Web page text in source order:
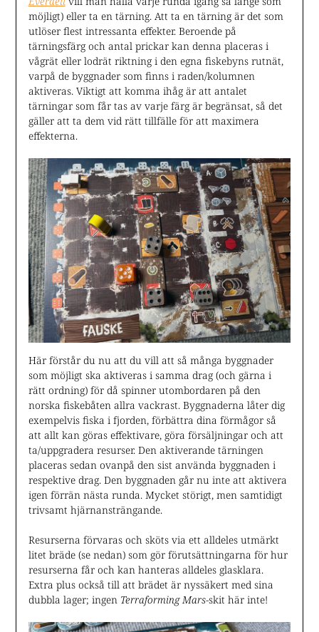
möjligt) eller ta en tärning. Att ta en tärning är det som
utlöser flest intressanta effekter. Beroende på
tärningsfärg och antal prickar kan denna placeras i
vågrät eller lodrät riktning i den egna fiskebyns rutnät,
varpå de byggnader som finns i raden/kolumnen
aktiveras. Viktigt att komma ihåg är att antalet
tärningar som får tas av varje färg är begränsat, så det
gäller att ta dem vid rätt tillfälle för att maximera
effekterna.
Här förstår du nu att du vill att så många byggnader
som möjligt ska aktiveras i samma drag (och gärna i
rätt ordning) för då spinner utombordaren på den
norska fiskebåten allra vackrast. Byggnaderna låter dig
exempelvis fiska i fjorden, förbättra dina förmågor så
att allt kan göras effektivare, göra försäljningar och att
ta/uppgradera resurser. Den aktiverande tärningen
placeras sedan ovanpå den sist använda byggnaden i
respektive drag. Den byggnaden går nu inte att aktivera
igen förrän nästa runda. Mycket störigt, men samtidigt
trivsamt hjärnansträngande.
Resurserna förvaras och sköts via ett alldeles utmärkt
litet bräde (se nedan) som gör förutsättningarna för hur
resurserna får och kan hanteras alldeles glasklara.
Extra plus också till att brädet är nyssäkert med sina
dubbla lager; ingen Terraforming Mars-skit här inte!